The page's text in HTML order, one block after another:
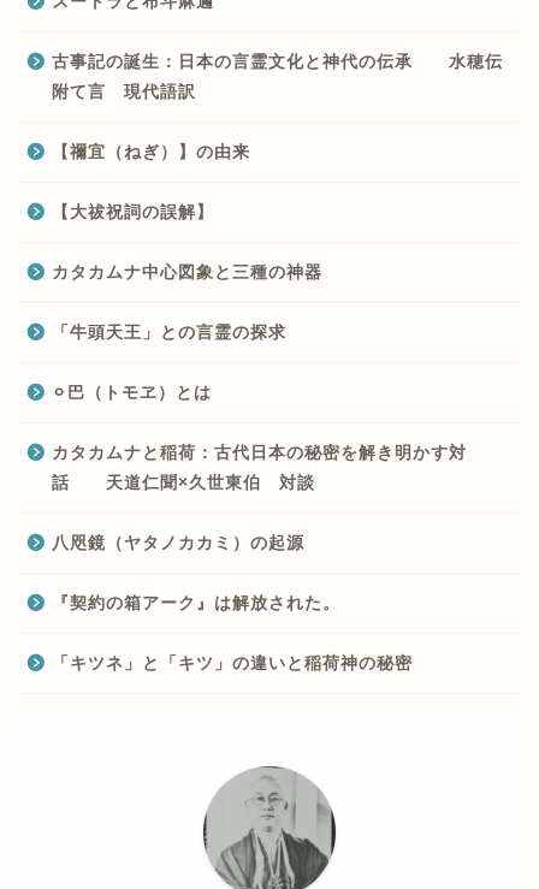
古事記の誕生：日本の言霊文化と神代の伝承 水穂伝
附て言 現代語訳
【禰宜（ねぎ）】の由来
【大祓祝詞の誤解】
カタカムナ中心図象と三種の神器
「牛頭天王」との言霊の探求
⚪︎巴（トモヱ）とは
カタカムナと稲荷：古代日本の秘密を解き明かす対
話 天道仁聞×久世東伯 対談
八咫鏡（ヤタノカカミ）の起源
『契約の箱アーク』は解放された。
「キツネ」と「キツ」の違いと稲荷神の秘密